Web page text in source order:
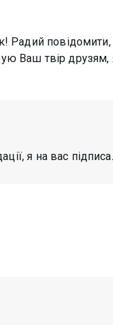
Радий
Ваш твір друзям,
я на вас